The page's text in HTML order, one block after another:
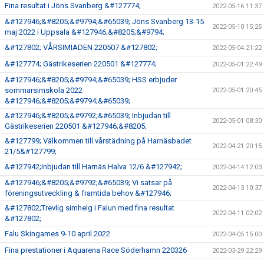
Fina resultat i Jöns Svanberg &#127774; 2022-05-16 11:37
&#127946;&#8205;&#9794;&#65039; Jöns Svanberg 13-15
maj 2022 i Uppsala &#127946;&#8205;&#9794;
2022-05-10 15:25
&#127802; VÅRSIMIADEN 220507 &#127802; 2022-05-04 21:22
&#127774; Gästrikeserien 220501 &#127774; 2022-05-01 22:49
&#127946;&#8205;&#9794;&#65039; HSS erbjuder
sommarsimskola 2022
&#127946;&#8205;&#9794;&#65039;
2022-05-01 20:45
&#127946;&#8205;&#9792;&#65039; Inbjudan till
Gästrikeserien 220501 &#127946;&#8205;
2022-05-01 08:30
&#127799; Välkommen till vårstädning på Harnäsbadet
21/5&#127799;
2022-04-21 20:15
&#127942;Inbjudan till Harnäs Halva 12/6 &#127942; 2022-04-14 12:03
&#127946;&#8205;&#9792;&#65039; Vi satsar på
föreningsutveckling & framtida behov &#127946;
2022-04-13 10:37
&#127802;Trevlig simhelg i Falun med fina resultat
&#127802;
2022-04-11 02:02
Falu Skingames 9-10 april 2022 2022-04-05 15:00
Fina prestationer i Aquarena Race Söderhamn 220326 2022-03-29 22:29